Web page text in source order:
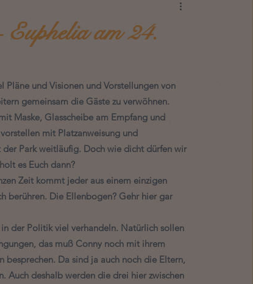
am 24.
und Visionen und Vorstellungen von
gemeinsam die Gäste zu verwöhnen.
Maske, Glasscheibe am Empfang und
mit Platzanweisung und
Park weitläufig. Doch wie dicht dürfen wir
es Euch dann?
Zeit kommt jeder aus einem einzigen
berühren. Die Ellenbogen? Gehr hier gar
der Politik viel verhandeln. Natürlich sollen
das muß Conny noch mit ihrem
Da sind ja auch noch die Eltern,
Auch deshalb werden die drei hier zwischen